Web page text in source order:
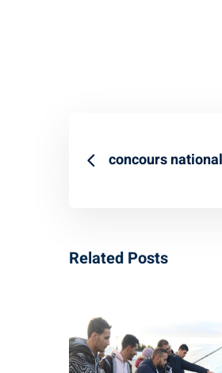
concours
Related Posts